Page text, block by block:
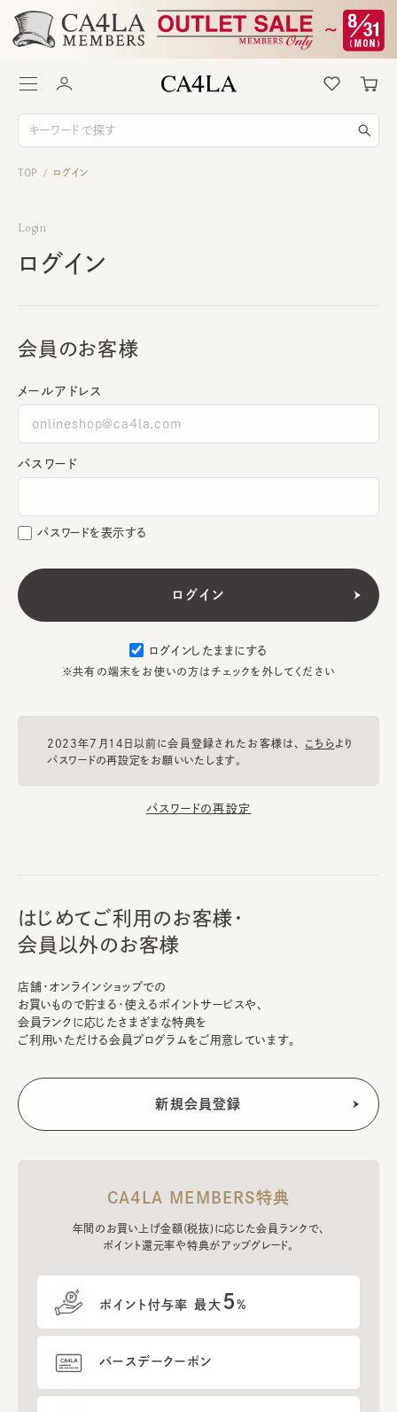
TOP / ログイン
Login
ログイン
会員のお客様
メールアドレス
パスワード
パスワードを表示する
ログインしたままにする
※共有の端末をお使いの方はチェックを外してください
2023年7月14日以前に会員登録されたお客様は、 こちらより
パスワードの再設定をお願いいたします。
パスワードの再設定
はじめてご利用のお客様・
会員以外のお客様
店舗・オンラインショップでの
お買いもので貯まる・使えるポイントサービスや、
会員ランクに応じたさまざまな特典を
ご利用いただける会員プログラムをご用意しています。
CA4LA MEMBERS特典
年間のお買い上げ金額(税抜)に応じた会員ランクで、
ポイント還元率や特典がアップグレード。
ポイント付与率 最大 5%
バースデークーポン